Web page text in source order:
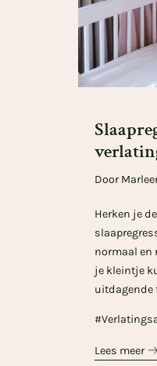
Door
Herken je
normaal en
je kleintje
uitdagende
Lees meer